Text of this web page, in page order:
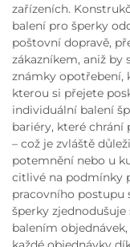
zařízeních.
balení pro šperky
poštovní dopravě,
zákazníkem, aniž by
známky opotřebení,
kterou si přejete
individuální balení
bariéry, které chrání
– což je zvláště
potemnění nebo u
citlivé na podmínky
pracovního postupu
šperky
balením